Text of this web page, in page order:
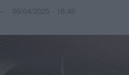
09/04/2025 - 16:40